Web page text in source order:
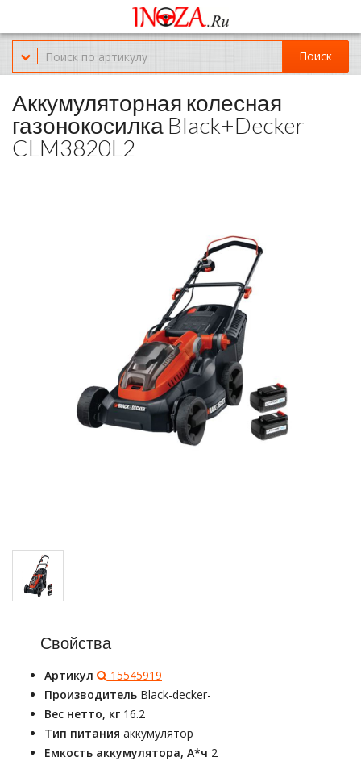
Офис обслуживания г.Краснодар (KRD) Куликова Поля 2 (магазин
Нож-мясо)
8-(967)-300-69-11
Поиск
Аккумуляторная колесная
газонокосилка Black+Decker
CLM3820L2
Свойства
Артикул
15545919
Производитель Black-decker-
Вес нетто, кг 16.2
Тип питания аккумулятор
Емкость аккумулятора, А*ч 2